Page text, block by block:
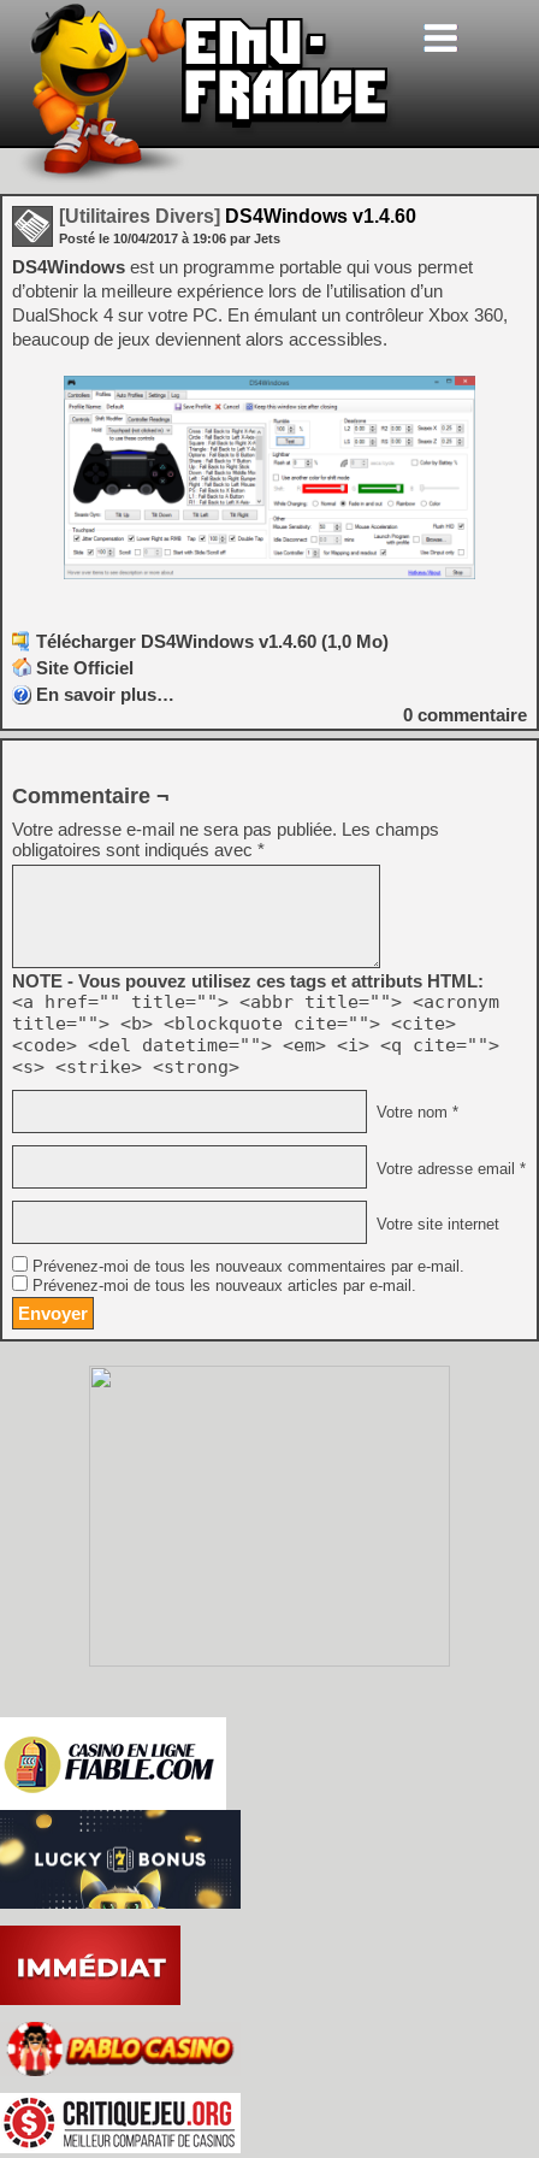
[Utilitaires Divers] DS4Windows v1.4.60
Posté le 10/04/2017 à 19:06 par Jets
DS4Windows est un programme portable qui vous permet
d’obtenir la meilleure expérience lors de l’utilisation d’un
DualShock 4 sur votre PC. En émulant un contrôleur Xbox 360,
beaucoup de jeux deviennent alors accessibles.
Télécharger DS4Windows v1.4.60 (1,0 Mo)
Site Officiel
En savoir plus…
0 commentaire
Commentaire ¬
Votre adresse e-mail ne sera pas publiée. Les champs
obligatoires sont indiqués avec *
NOTE - Vous pouvez utilisez ces tags et attributs HTML:
<a href="" title=""> <abbr title=""> <acronym
title=""> <b> <blockquote cite=""> <cite>
<code> <del datetime=""> <em> <i> <q cite="">
<s> <strike> <strong>
Votre nom *
Votre adresse email *
Votre site internet
Prévenez-moi de tous les nouveaux commentaires par e-mail.
Prévenez-moi de tous les nouveaux articles par e-mail.